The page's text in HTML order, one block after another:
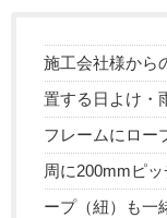
施工会社様から
置する日よけ・
フレームにロー
周に200mmピ
ープ（紐）も一